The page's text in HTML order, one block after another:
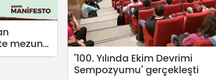
mezunu
'100. Yılında Ekim Devrimi
Sempozyumu' gerçekleşti